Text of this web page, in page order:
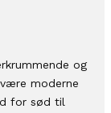
og
moderne
for sød til